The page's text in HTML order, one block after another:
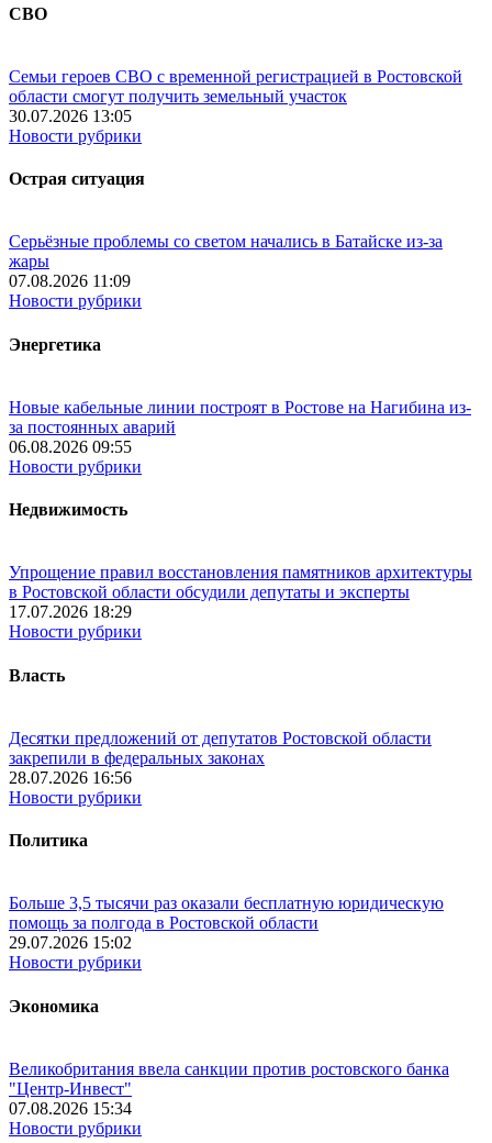
СВО
Семьи героев СВО с временной регистрацией в Ростовской
области смогут получить земельный участок
30.07.2026 13:05
Новости рубрики
Острая ситуация
Серьёзные проблемы со светом начались в Батайске из-за
жары
07.08.2026 11:09
Новости рубрики
Энергетика
Новые кабельные линии построят в Ростове на Нагибина из-
за постоянных аварий
06.08.2026 09:55
Новости рубрики
Недвижимость
Упрощение правил восстановления памятников архитектуры
в Ростовской области обсудили депутаты и эксперты
17.07.2026 18:29
Новости рубрики
Власть
Десятки предложений от депутатов Ростовской области
закрепили в федеральных законах
28.07.2026 16:56
Новости рубрики
Политика
Больше 3,5 тысячи раз оказали бесплатную юридическую
помощь за полгода в Ростовской области
29.07.2026 15:02
Новости рубрики
Экономика
Великобритания ввела санкции против ростовского банка
"Центр-Инвест"
07.08.2026 15:34
Новости рубрики